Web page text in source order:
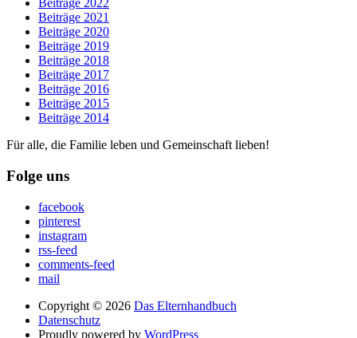
Beiträge 2022
Beiträge 2021
Beiträge 2020
Beiträge 2019
Beiträge 2018
Beiträge 2017
Beiträge 2016
Beiträge 2015
Beiträge 2014
Für alle, die Familie leben und Gemeinschaft lieben!
Folge uns
facebook
pinterest
instagram
rss-feed
comments-feed
mail
Copyright © 2026 Das Elternhandbuch
Datenschutz
Proudly powered by WordPress